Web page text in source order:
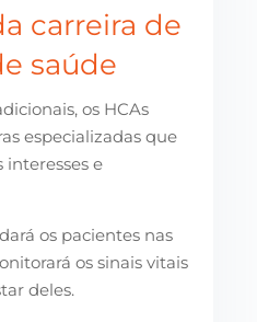
carreira de
saúde
os HCAs
especializadas que
interesses e
os pacientes nas
os sinais vitais
deles.